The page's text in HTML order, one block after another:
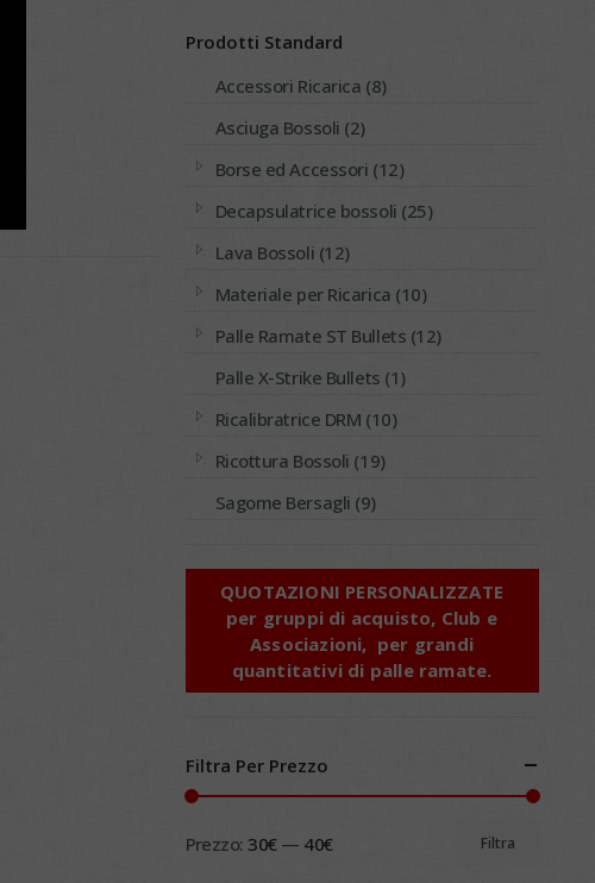
Prodotti Standard
Accessori Ricarica (8)
Asciuga Bossoli (2)
Borse ed Accessori (12)
Decapsulatrice bossoli (25)
Lava Bossoli (12)
Materiale per Ricarica (10)
Palle Ramate ST Bullets (12)
Palle X-Strike Bullets (1)
Ricalibratrice DRM (10)
Ricottura Bossoli (19)
Sagome Bersagli (9)
QUOTAZIONI PERSONALIZZATE
per gruppi di acquisto, Club e
Associazioni, per grandi
quantitativi di palle ramate.
Filtra Per Prezzo
Filtra
Prezzo:30€— 40€